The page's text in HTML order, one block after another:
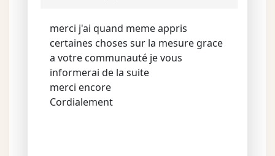
merci j'ai quand meme appris
certaines choses sur la mesure grace
a votre communauté je vous
informerai de la suite
merci encore
Cordialement